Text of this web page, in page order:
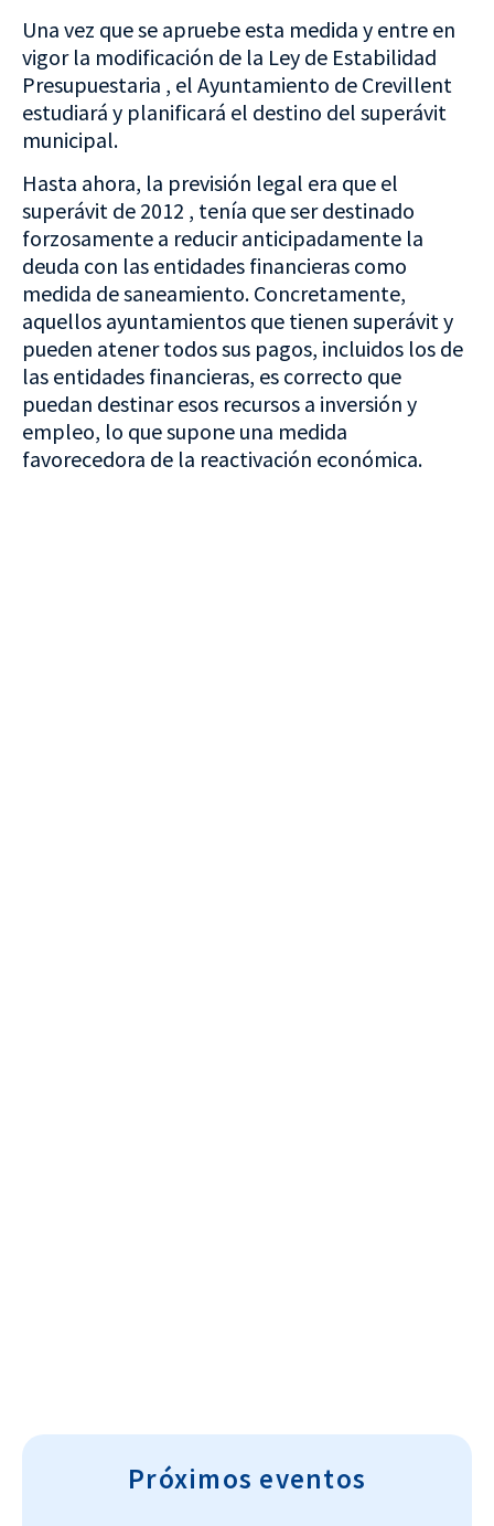
Una vez que se apruebe esta medida y entre en
vigor la modificación de la Ley de Estabilidad
Presupuestaria , el Ayuntamiento de Crevillent
estudiará y planificará el destino del superávit
municipal.
Hasta ahora, la previsión legal era que el
superávit de 2012 , tenía que ser destinado
forzosamente a reducir anticipadamente la
deuda con las entidades financieras como
medida de saneamiento. Concretamente,
aquellos ayuntamientos que tienen superávit y
pueden atener todos sus pagos, incluidos los de
las entidades financieras, es correcto que
puedan destinar esos recursos a inversión y
empleo, lo que supone una medida
favorecedora de la reactivación económica.
Próximos eventos